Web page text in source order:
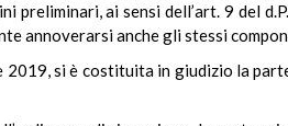
preliminari, ai sensi dell’art. 9 del
annoverarsi anche gli stessi
si è costituita in giudizio la